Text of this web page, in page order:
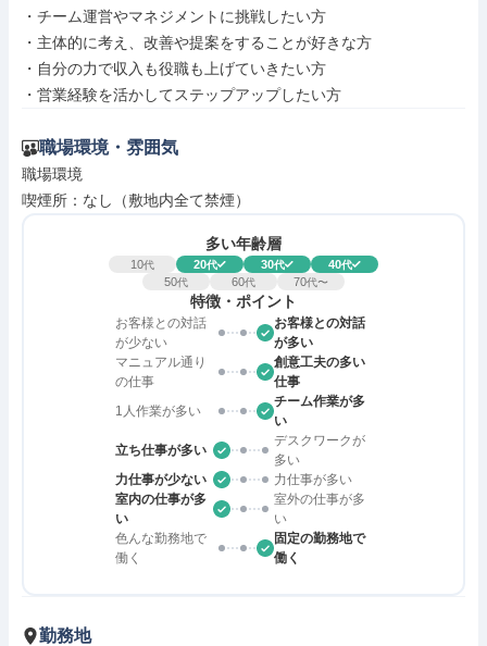
・チーム運営やマネジメントに挑戦したい方
・主体的に考え、改善や提案をすることが好きな方
・自分の力で収入も役職も上げていきたい方
・営業経験を活かしてステップアップしたい方
職場環境・雰囲気
職場環境
喫煙所：なし（敷地内全て禁煙）
多い年齢層
10代 20代 30代 40代
50代 60代 70代〜
特徴・ポイント
お客様との対話
が少ない
お客様との対話
が多い
マニュアル通り
の仕事
創意工夫の多い
仕事
1人作業が多い
チーム作業が多
い
立ち仕事が多い
デスクワークが
多い
力仕事が少ない
力仕事が多い
室内の仕事が多
い
室外の仕事が多
い
色んな勤務地で
働く
固定の勤務地で
働く
勤務地